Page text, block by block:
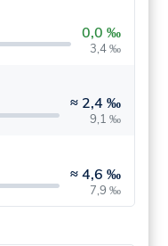
0,0 ‰
3,4 ‰
≈ 2,4 ‰
9,1 ‰
≈4,6 ‰
7,9 ‰